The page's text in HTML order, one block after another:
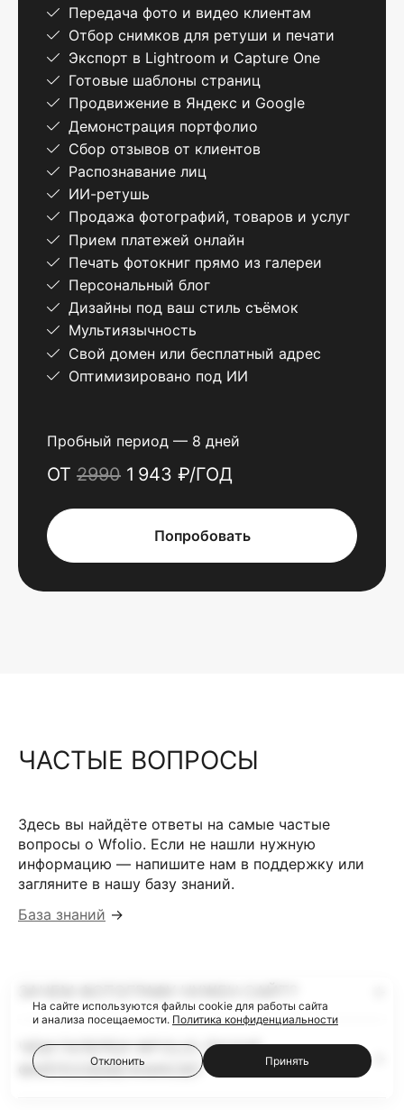
Передача фото и видео клиентам
Отбор снимков для ретуши и печати
Экспорт в Lightroom и Capture One
Готовые шаблоны страниц
Продвижение в Яндекс и Google
Демонстрация портфолио
Сбор отзывов от клиентов
Распознавание лиц
ИИ-ретушь
Продажа фотографий, товаров и услуг
Прием платежей онлайн
Печать фотокниг прямо из галереи
Персональный блог
Дизайны под ваш стиль съёмок
Мультиязычность
Свой домен или бесплатный адрес
Оптимизировано под ИИ
Пробный период — 8 дней
ОТ 2990 1 943 ₽/ГОД
Попробовать
ЧАСТЫЕ ВОПРОСЫ
Здесь вы найдёте ответы на самые частые
вопросы о Wfolio. Если не нашли нужную
информацию — напишите нам в поддержку или
загляните в нашу базу знаний.
База знаний →
ЧЕМ ГАЛЕРЕИ WFOLIO ЛУЧШЕ
ФАЙЛООБМЕННИКОВ?
На сайте используются файлы cookie для работы сайта
и анализа посещаемости. Политика конфиденциальности
Отклонить Принять